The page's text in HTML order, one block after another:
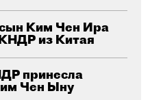
Ким Чен Ира
из Китая
принесла
Чен Ыну